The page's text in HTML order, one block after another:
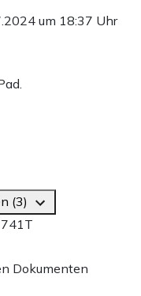
um 18:37 Uhr
(3)
741T
Dokumenten